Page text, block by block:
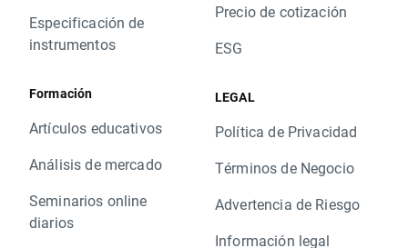
Especificación de
instrumentos
Formación
Artículos educativos
Análisis de mercado
Seminarios online
diarios
Precio de cotización
ESG
LEGAL
Política de Privacidad
Términos de Negocio
Advertencia de Riesgo
Información legal